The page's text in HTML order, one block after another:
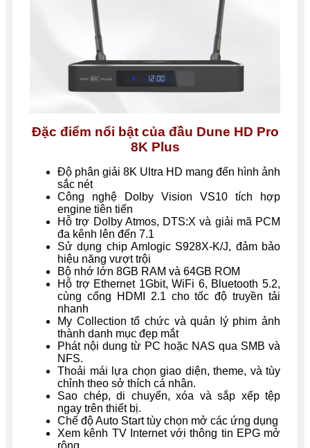
Đặc điểm nổi bật của đầu Dune HD Pro
8K Plus
Độ phân giải 8K Ultra HD mang đến hình ảnh
sắc nét
Công nghệ Dolby Vision VS10 tích hợp
engine tiên tiến
Hỗ trợ Dolby Atmos, DTS:X và giải mã PCM
đa kênh lên đến 7.1
Sử dụng chip Amlogic S928X-K/J, đảm bảo
hiệu năng vượt trội
Bộ nhớ lớn 8GB RAM và 64GB ROM
Hỗ trợ Ethernet 1Gbit, WiFi 6, Bluetooth 5.2,
cùng cổng HDMI 2.1 cho tốc độ truyền tải
nhanh
My Collection tổ chức và quản lý phim ảnh
thành danh mục đẹp mắt
Phát nội dung từ PC hoặc NAS qua SMB và
NFS.
Thoải mái lựa chọn giao diện, theme, và tùy
chỉnh theo sở thích cá nhân.
Sao chép, di chuyển, xóa và sắp xếp tệp
ngay trên thiết bị.
Chế độ Auto Start tùy chọn mở các ứng dụng
Xem kênh TV Internet với thông tin EPG mở
rộng.